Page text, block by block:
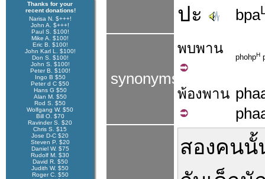
Thanks for your
recent donations!
Narisa N. $+++!
John A. $+++!
Paul S. $100!
Mike A. $100!
Eric B. $100!
John Karl L. $100!
Don S. $100!
John S. $100!
Peter B. $100!
Ingo B $50
Peter d C $50
Hans G $50
Alan M. $50
Rod S. $50
Wolfgang W. $50
Bill O. $70
Ravinder S. $20
Chris S. $15
Jose D-C $20
Steven P. $20
Daniel W. $75
Rudolf M. $30
David R. $50
Judith W. $50
Roger C. $50
ปะ bpa
synonyms
พบพาน
phohpH
พ้องพาน
สองคนนั้